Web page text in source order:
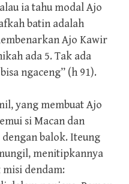
ia tahu modal Ajo
batin adalah
Ajo Kawir
ada 5. Tak ada
ngaceng” (h 91).
yang membuat Ajo
si Macan dan
balok. Iteung
menitipkannya
dendam: